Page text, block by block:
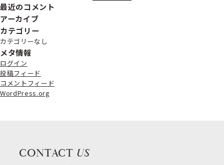
最近のコメント
アーカイブ
カテゴリー
カテゴリーなし
メタ情報
ログイン
投稿フィード
コメントフィード
WordPress.org
CONTACT US